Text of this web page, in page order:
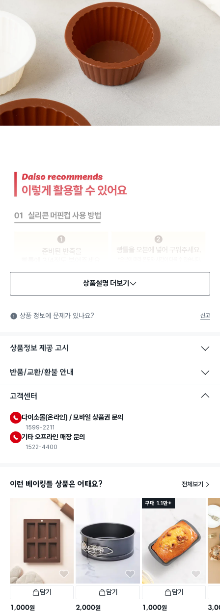
식품용 기구: 식품위생법에서 정한 규격에 따라 제조되어 식품 또
는 식품첨가물에 사용할 수 있는 식품용기구라는 표시입니다.
상품설명 더보기
상품 정보에 문제가 있나요? 신고
상품정보 제공 고시
반품/교환/환불 안내
고객센터
다이소몰(온라인) / 모바일 상품권 문의
1599-2211
기타 오프라인 매장 문의
1522-4400
이런 베이킹틀 상품은 어때요? 전체보기
담기
1,000원
담기
2,000원
구매 1.1만+
담기
1,000원